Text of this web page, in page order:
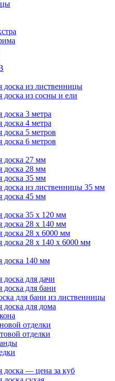
доска из лиственницы
доска из сосны и ели
доска 3 метра
доска 4 метра
доска 5 метров
доска 6 метров
доска 27 мм
доска 28 мм
доска 35 мм
доска из лиственницы 35 мм
доска 45 мм
доска 35 х 120 мм
доска 28 х 140 мм
доска 28 х 6000 мм
доска 28 х 140 х 6000 мм
доска 140 мм
доска для дачи
доска для бани
для бани из лиственницы
доска для дома
отделки
отделки
доска — цена за куб